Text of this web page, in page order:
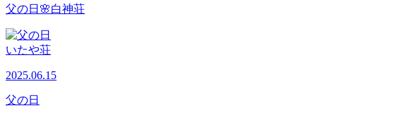
父の日🌸白神荘
いたや荘
2025.06.15
父の日